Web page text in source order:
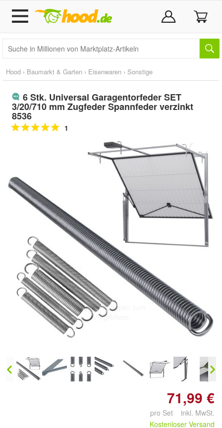
Hood › Baumarkt & Garten › Eisenwaren › Sonstige
6 Stk. Universal Garagentorfeder SET
3/20/710 mm Zugfeder Spannfeder verzinkt
8536
1
Doppelt antippen zum
vergrößern
71,99 €
pro Set inkl. MwSt.
Kostenloser Versand